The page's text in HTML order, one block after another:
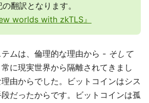
翻訳となります。
worlds with zkTLS』
ムは、倫理的な理由から - そして
に現実世界から隔離されてきまし
由からでした。ビットコインはシス
だったからです。ビットコインは孤